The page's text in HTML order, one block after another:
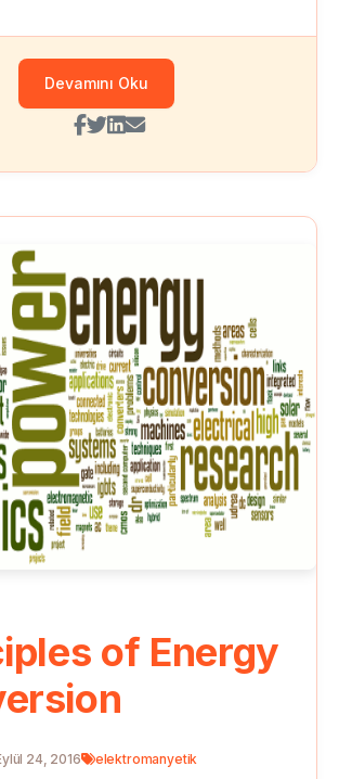
Devamını Oku
of Energy
24, 2016 elektromanyetik